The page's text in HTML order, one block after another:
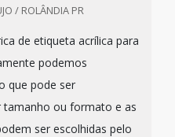
/ ROLÂNDIA PR
de etiqueta acrílica para
podemos
que pode ser
tamanho ou formato e as
ser escolhidas pelo